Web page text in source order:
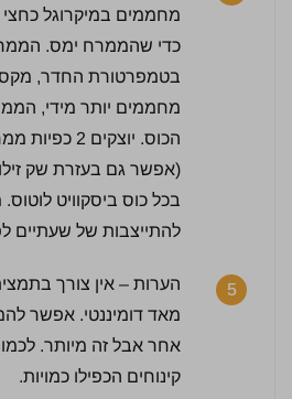
מחממים במיקרוגל
כדי שהממרח ימס.
בטמפרטורת החדר,
מחממים יותר מידי,
הכוס. יוצקים
(אפשר גם בעזרת שק
בכל כוס ביסקוויט
להתייצבות של שעתיים
5
הערות – אין צורך
מאד דומיננטי. אפשר
אחר אבל זה מיותר.
קינוחים הכפילו כמויות.